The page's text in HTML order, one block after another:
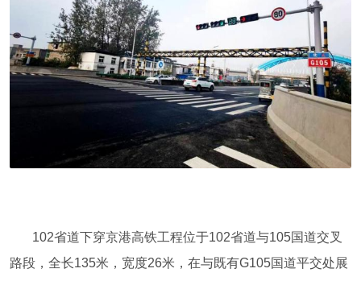
102省道下穿京港高铁工程位于102省道与105国道交叉
路段，全长135米，宽度26米，在与既有G105国道平交处展